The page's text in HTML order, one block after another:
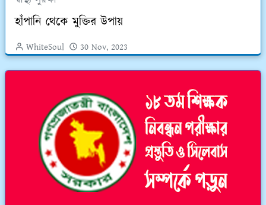
হাঁপানি থেকে মুক্তির উপায়
WhiteSoul 30 Nov, 2023